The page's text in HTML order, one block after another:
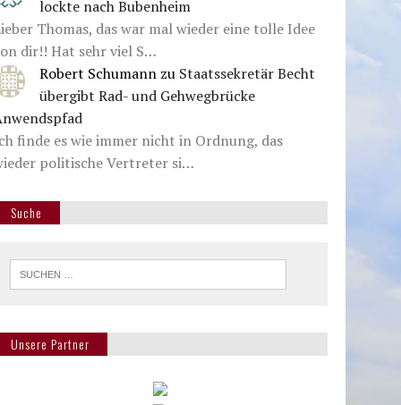
lockte nach Bubenheim
Thomas, das war mal wieder eine tolle Idee
dir!! Hat sehr viel S…
Robert Schumann zu Staatssekretär Becht
übergibt Rad- und Gehwegbrücke
finde es wie immer nicht in Ordnung, das
politische Vertreter si…
Suche
Unsere Partner